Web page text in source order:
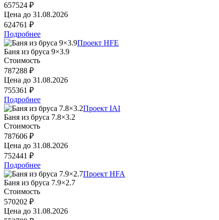
657524 ₽
Цена до 31.08.2026
624761 ₽
Подробнее
Проект HFE
Баня из бруса 9×3.9
Стоимость
787288 ₽
Цена до 31.08.2026
755361 ₽
Подробнее
Проект IAI
Баня из бруса 7.8×3.2
Стоимость
787606 ₽
Цена до 31.08.2026
752441 ₽
Подробнее
Проект HFA
Баня из бруса 7.9×2.7
Стоимость
570202 ₽
Цена до 31.08.2026